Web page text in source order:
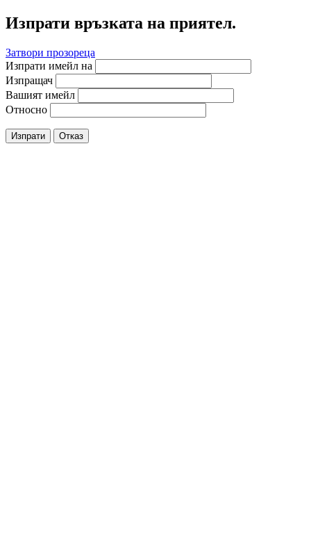
Изпрати връзката на приятел.
Затвори прозореца
Изпрати имейл на
Изпращач
Вашият имейл
Относно
Изпрати Отказ